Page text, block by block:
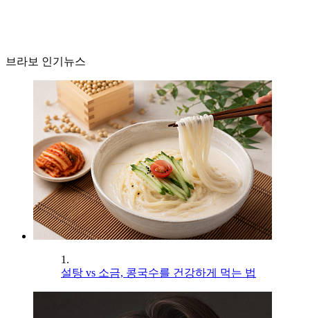
브라보 인기뉴스
1.
설탕 vs 소금, 콩국수를 건강하게 먹는 법